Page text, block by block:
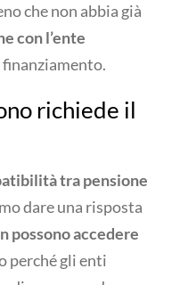
che non abbia già
con l’ente
richiede il
tra pensione
dare una risposta
possono accedere
perché gli enti